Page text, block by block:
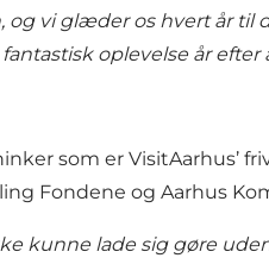
og vi glæder os hvert år
oplevelse år efter
som er
Fondene og Aarhus
kunne lade sig gøre